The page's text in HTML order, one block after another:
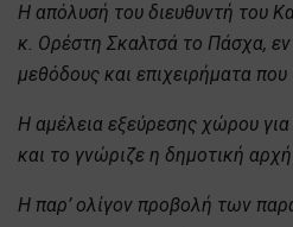
Η απόλυσή του διευθυντή του
κ. Ορέστη Σκαλτσά το Πάσχα,
μεθόδους και επιχειρήματα
Η αμέλεια εξεύρεσης χώρου
και το γνώριζε η δημοτική
Η παρ’ ολίγον προβολή των